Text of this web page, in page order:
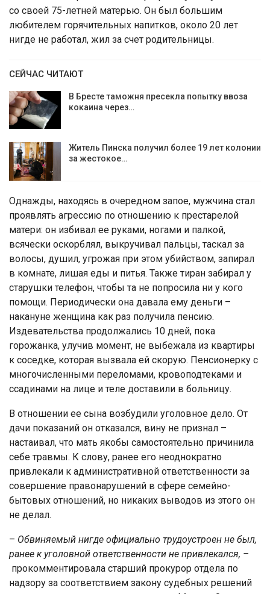
со своей 75-летней матерью. Он был большим
любителем горячительных напитков, около 20 лет
нигде не работал, жил за счет родительницы.
СЕЙЧАС ЧИТАЮТ
В Бресте таможня пресекла попытку ввоза
кокаина через…
Житель Пинска получил более 19 лет колонии
за жестокое…
Однажды, находясь в очередном запое, мужчина стал
проявлять агрессию по отношению к престарелой
матери: он избивал ее руками, ногами и палкой,
всячески оскорблял, выкручивал пальцы, таскал за
волосы, душил, угрожая при этом убийством, запирал
в комнате, лишая еды и питья. Также тиран забирал у
старушки телефон, чтобы та не попросила ни у кого
помощи. Периодически она давала ему деньги –
накануне женщина как раз получила пенсию.
Издевательства продолжались 10 дней, пока
горожанка, улучив момент, не выбежала из квартиры
к соседке, которая вызвала ей скорую. Пенсионерку с
многочисленными переломами, кровоподтеками и
ссадинами на лице и теле доставили в больницу.
В отношении ее сына возбудили уголовное дело. От
дачи показаний он отказался, вину не признал –
настаивал, что мать якобы самостоятельно причинила
себе травмы. К слову, ранее его неоднократно
привлекали к административной ответственности за
совершение правонарушений в сфере семейно-
бытовых отношений, но никаких выводов из этого он
не делал.
– Обвиняемый нигде официально трудоустроен не был,
ранее к уголовной ответственности не привлекался, –
прокомментировала старший прокурор отдела по
надзору за соответствием закону судебных решений